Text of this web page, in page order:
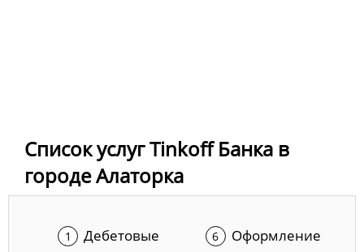
Список услуг Tinkoff Банка в
городе Алаторка
Дебетовые
Оформление